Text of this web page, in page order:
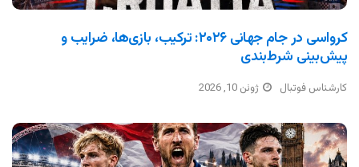
کرواسی در جام جهانی ۲۰۲۶: ترکیب، بازی‌ها، ضرایب و
پیش‌بینی شرط‌بندی
کارشناس فوتبال ژوئن 10, 2026